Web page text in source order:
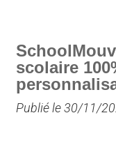
scolaire
Publié le 30/11/